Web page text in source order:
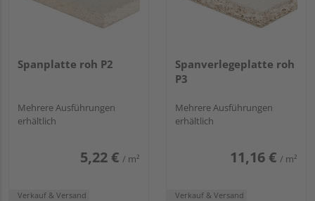
Spanplatte roh P2
Mehrere Ausführungen
erhältlich
5,22 € / m²
Verkauf & Versand
Spanverlegeplatte roh
P3
Mehrere Ausführungen
erhältlich
11,16 € / m²
Verkauf & Versand